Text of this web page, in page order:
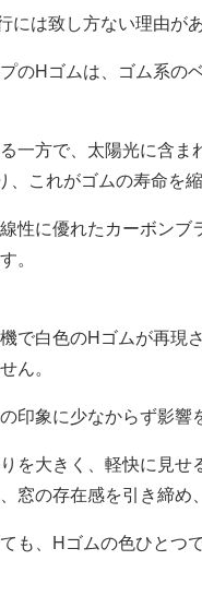
は致し方ない理由があ
のHゴムは、ゴム系の
一方で、太陽光に含
、これがゴムの寿命を
性に優れたカーボン
。
で白色のHゴムが再現
ん。
印象に少なからず影響
を大きく、軽快に見せ
窓の存在感を引き締め
も、Hゴムの色ひとつ